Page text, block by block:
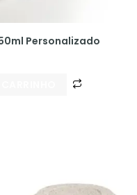
Personalizado